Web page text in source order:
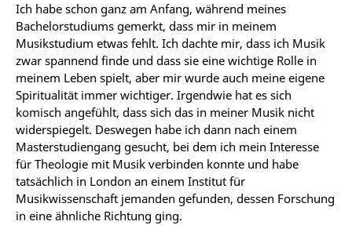
Ich habe schon ganz am Anfang, während meines
Bachelorstudiums gemerkt, dass mir in meinem
Musikstudium etwas fehlt. Ich dachte mir, dass ich Musik
zwar spannend finde und dass sie eine wichtige Rolle in
meinem Leben spielt, aber mir wurde auch meine eigene
Spiritualität immer wichtiger. Irgendwie hat es sich
komisch angefühlt, dass sich das in meiner Musik nicht
widerspiegelt. Deswegen habe ich dann nach einem
Masterstudiengang gesucht, bei dem ich mein Interesse
für Theologie mit Musik verbinden konnte und habe
tatsächlich in London an einem Institut für
Musikwissenschaft jemanden gefunden, dessen Forschung
in eine ähnliche Richtung ging.